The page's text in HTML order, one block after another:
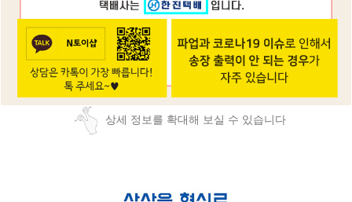
상세 정보를 확대해 보실 수 있습니다